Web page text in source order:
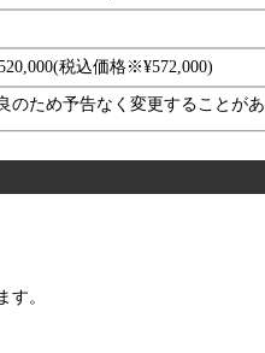
税込価格※¥572,000)
ため予告なく変更することがあ
す。